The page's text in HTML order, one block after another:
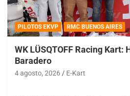
PILOTOS EKVP RMC BUENOS AIRES
WK LÜSQTOFF Racing Kart:
Baradero
4 agosto, 2026 E-Kart